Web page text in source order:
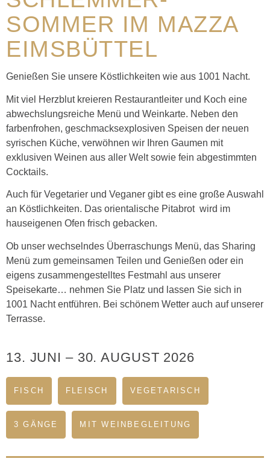
SOMMER IM MAZZA
EIMSBÜTTEL
Genießen Sie unsere Köstlichkeiten wie aus 1001 Nacht.
Mit viel Herzblut kreieren Restaurantleiter und Koch eine
abwechslungsreiche Menü und Weinkarte. Neben den
farbenfrohen, geschmacksexplosiven Speisen der neuen
syrischen Küche, verwöhnen wir Ihren Gaumen mit
exklusiven Weinen aus aller Welt sowie fein abgestimmten
Cocktails.
Auch für Vegetarier und Veganer gibt es eine große Auswahl
an Köstlichkeiten. Das orientalische Pitabrot wird im
hauseigenen Ofen frisch gebacken.
Ob unser wechselndes Überraschungs Menü, das Sharing
Menü zum gemeinsamen Teilen und Genießen oder ein
eigens zusammengestelltes Festmahl aus unserer
Speisekarte… nehmen Sie Platz und lassen Sie sich in
1001 Nacht entführen. Bei schönem Wetter auch auf unserer
Terrasse.
13. JUNI – 30. AUGUST 2026
FISCH FLEISCH VEGETARISCH
3 GÄNGE MIT WEINBEGLEITUNG